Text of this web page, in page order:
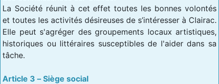
La Société réunit à cet effet toutes les bonnes volontés
et toutes les activités désireuses de s’intéresser à Clairac.
Elle peut s'agréger des groupements locaux artistiques,
historiques ou littéraires susceptibles de l'aider dans sa
tâche.
Article 3 – Siège social